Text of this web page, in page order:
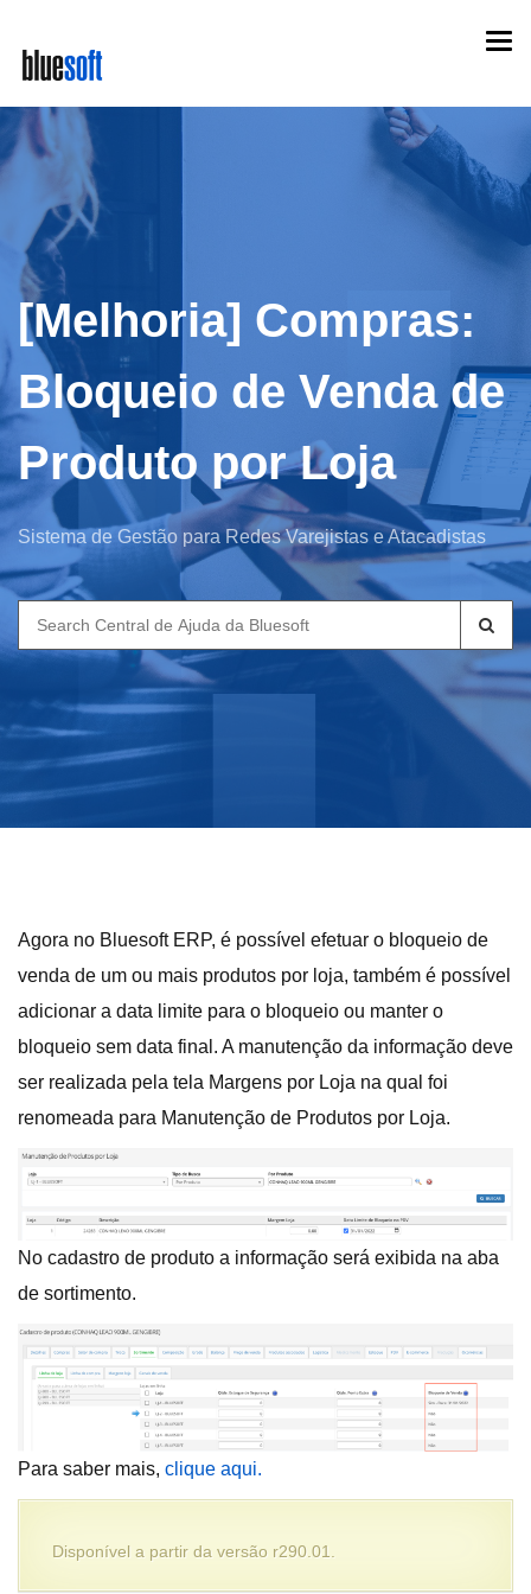
main
content
[Melhoria] Compras:
Bloqueio de Venda de
Produto por Loja
Sistema de Gestão para Redes Varejistas e Atacadistas
Search
for:
Agora no Bluesoft ERP, é possível efetuar o bloqueio de
venda de um ou mais produtos por loja, também é possível
adicionar a data limite para o bloqueio ou manter o
bloqueio sem data final. A manutenção da informação deve
ser realizada pela tela Margens por Loja na qual foi
renomeada para Manutenção de Produtos por Loja.
No cadastro de produto a informação será exibida na aba
de sortimento.
Para saber mais, clique aqui.
Disponível a partir da versão r290.01.